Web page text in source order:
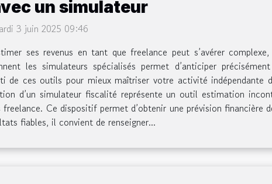
un simulateur
3 juin 2025 09:46
ses revenus en tant que freelance peut s’avérer
les simulateurs spécialisés permet d’anticiper
ces outils pour mieux maîtriser votre activité indépendante
d’un simulateur fiscalité représente un outil estimation
Ce dispositif permet d’obtenir une prévision
fiables, il convient de renseigner...